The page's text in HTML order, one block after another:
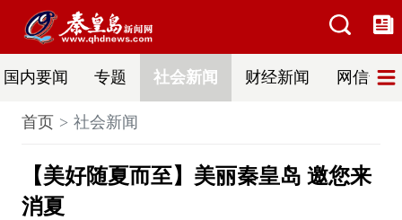
国内要闻 专题 社会新闻 财经新闻 网信普法
首页 社会新闻
【美好随夏而至】美丽秦皇岛 邀您来
消夏